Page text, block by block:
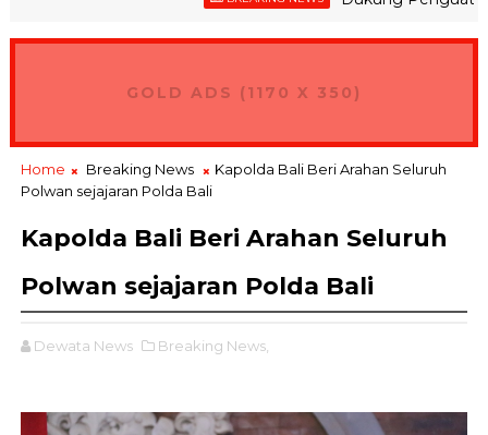
GOLD ADS (1170 X 350)
Home Breaking News
Kapolda Bali Beri Arahan Seluruh
Polwan sejajaran Polda Bali
Kapolda Bali Beri Arahan Seluruh
Polwan sejajaran Polda Bali
Dewata News Breaking News,